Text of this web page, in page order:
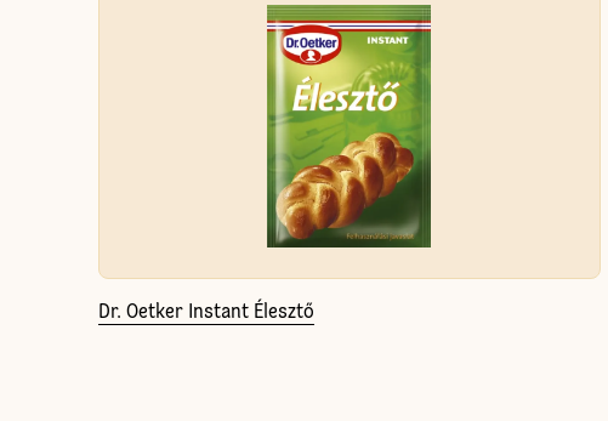
Dr. Oetker Instant Élesztő